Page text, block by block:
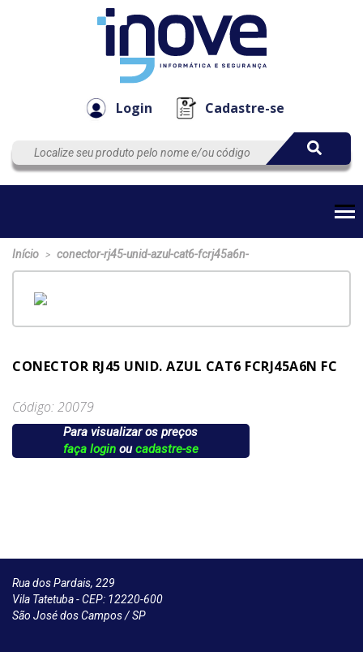
Login Cadastre-se
EmpresaAutomação
Início > conector-rj45-unid-azul-cat6-fcrj45a6n-
CONECTOR RJ45 UNID. AZUL CAT6 FCRJ45A6N FC
Código: 20079
Para visualizar os preços
faça loginoucadastre-se
Rua dos Pardais, 229
Vila Tatetuba - CEP: 12220-600
São José dos Campos / SP